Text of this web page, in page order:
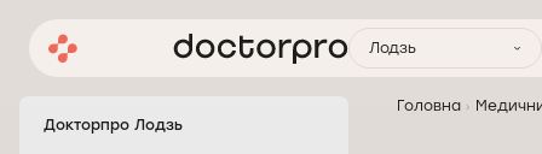
Лодзь
Докторпро Лодзь
Головна